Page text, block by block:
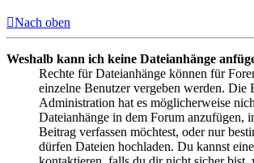
Nach oben
Weshalb kann ich keine Dateianhänge
Rechte für Dateianhänge können für
einzelne Benutzer vergeben werden. Die
Administration hat es möglicherweise
Dateianhänge in dem Forum anzufügen,
Beitrag verfassen möchtest, oder nur
dürfen Dateien hochladen. Du kannst